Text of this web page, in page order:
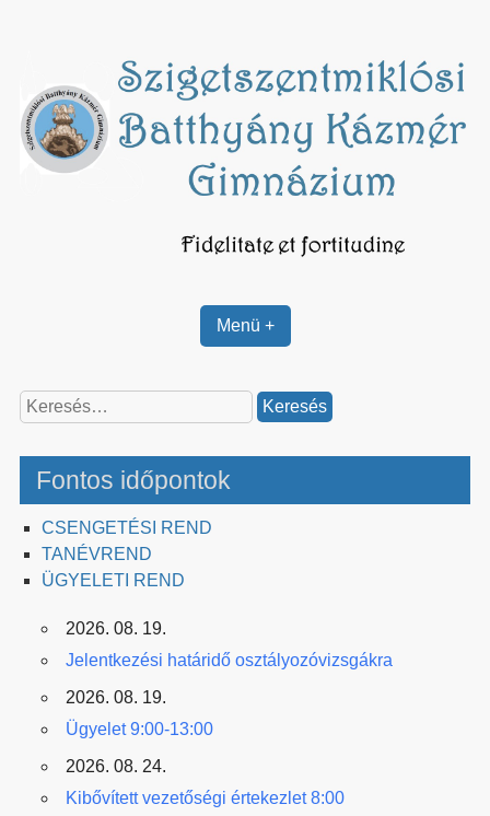
Menü +
Keresés:
Fontos időpontok
CSENGETÉSI REND
TANÉVREND
ÜGYELETI REND
2026. 08. 19.
Jelentkezési határidő osztályozóvizsgákra
2026. 08. 19.
Ügyelet 9:00-13:00
2026. 08. 24.
Kibővített vezetőségi értekezlet 8:00